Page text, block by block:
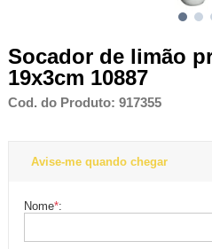
Socador de limão
19x3cm 10887
Cod. do Produto: 917355
Avise-me quando chegar
Nome*: